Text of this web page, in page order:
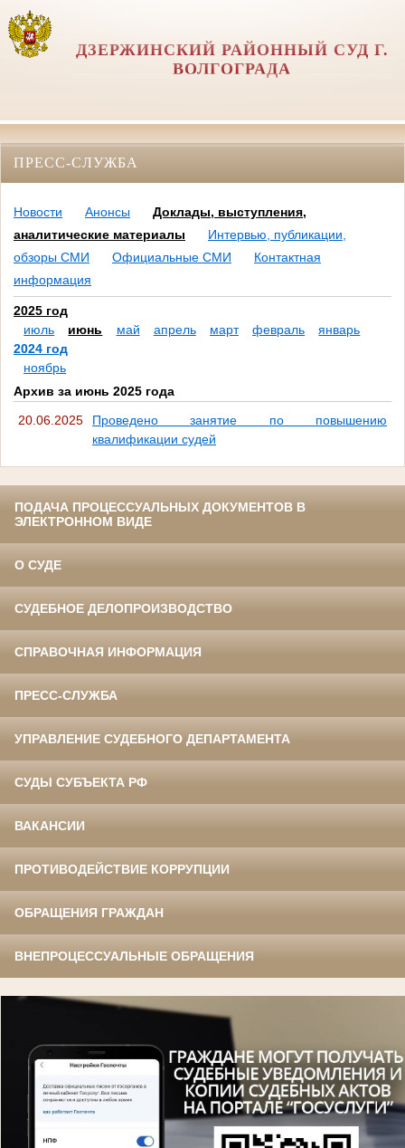
ДЗЕРЖИНСКИЙ РАЙОННЫЙ СУД Г.
ВОЛГОГРАДА
ПРЕСС-СЛУЖБА
Новости Анонсы
Доклады, выступления,
аналитические материалы
Интервью, публикации,
обзоры СМИ
Официальные СМИ
Контактная
информация
2025 год
июль
июнь май апрель март февраль
январь
2024 год
ноябрь
Архив за июнь 2025 года
20.06.2025
Проведено занятие по повышению
квалификации судей
ПОДАЧА ПРОЦЕССУАЛЬНЫХ ДОКУМЕНТОВ В
ЭЛЕКТРОННОМ ВИДЕ
О СУДЕ
СУДЕБНОЕ ДЕЛОПРОИЗВОДСТВО
СПРАВОЧНАЯ ИНФОРМАЦИЯ
ПРЕСС-СЛУЖБА
УПРАВЛЕНИЕ СУДЕБНОГО ДЕПАРТАМЕНТА
СУДЫ СУБЪЕКТА РФ
ВАКАНСИИ
ПРОТИВОДЕЙСТВИЕ КОРРУПЦИИ
ОБРАЩЕНИЯ ГРАЖДАН
ВНЕПРОЦЕССУАЛЬНЫЕ ОБРАЩЕНИЯ